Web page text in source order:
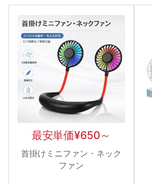
最安単価¥650～
首掛けミニファン・ネック
ファン